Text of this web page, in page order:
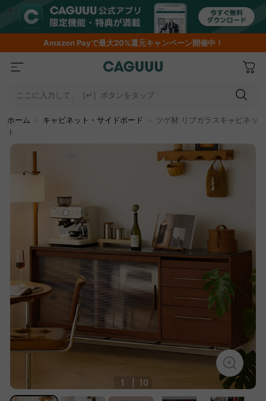
AmazonPayで最大20%還元キャンペーン開催中！
ここに入力して、［↵］ボタンをタップ
ホーム キャビネット・サイドボード
ツゲ材 リブガラスキャビネッ
ト
1 10